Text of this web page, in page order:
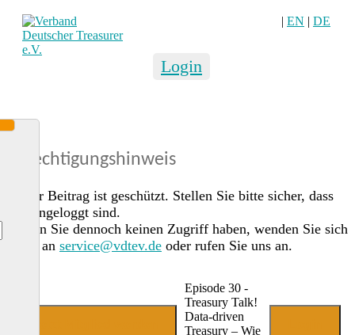
| EN | DE
Login
Berechtigungshinweis
Dieser Beitrag ist geschützt. Stellen Sie bitte sicher, dass
Sie eingeloggt sind.
Sollten Sie dennoch keinen Zugriff haben, wenden Sie sich
gerne an service@vdtev.de oder rufen Sie uns an.
Episode 30 -
Treasury Talk!
Data-driven
Treasury – Wie